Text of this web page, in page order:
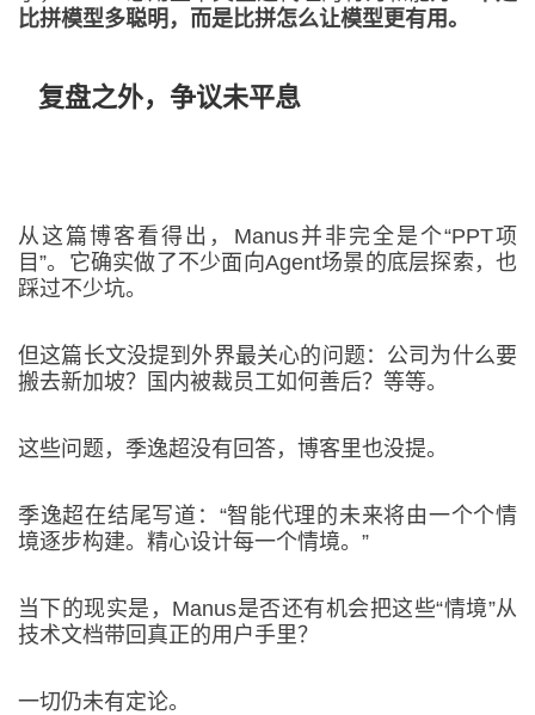
比拼模型多聪明，而是比拼怎么让模型更有用。
复盘之外，争议未平息
从这篇博客看得出，Manus并非完全是个“PPT项
目”。它确实做了不少面向Agent场景的底层探索，也
踩过不少坑。
但这篇长文没提到外界最关心的问题：公司为什么要
搬去新加坡？国内被裁员工如何善后？等等。
这些问题，季逸超没有回答，博客里也没提。
季逸超在结尾写道：“智能代理的未来将由一个个情
境逐步构建。精心设计每一个情境。”
当下的现实是，Manus是否还有机会把这些“情境”从
技术文档带回真正的用户手里？
一切仍未有定论。